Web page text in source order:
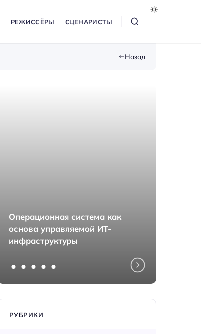
РЕЖИССЁРЫ СЦЕНАРИСТЫ
Назад
Операционная система как
основа управляемой ИТ-
инфраструктуры
РУБРИКИ